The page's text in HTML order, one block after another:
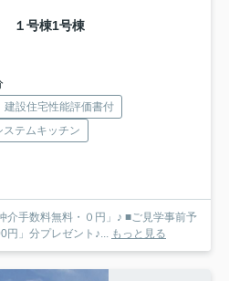
１号棟1号棟
建設住宅性能評価書付
ステムキッチン
介手数料無料・０円」♪ ■ご見学事前予
円」分プレゼント♪... もっと見る